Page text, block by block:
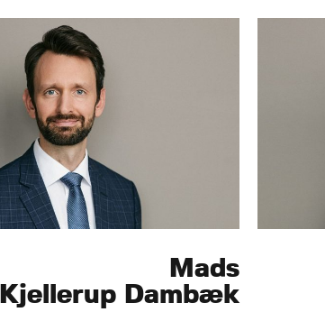
Mads
Kjellerup Dambæk